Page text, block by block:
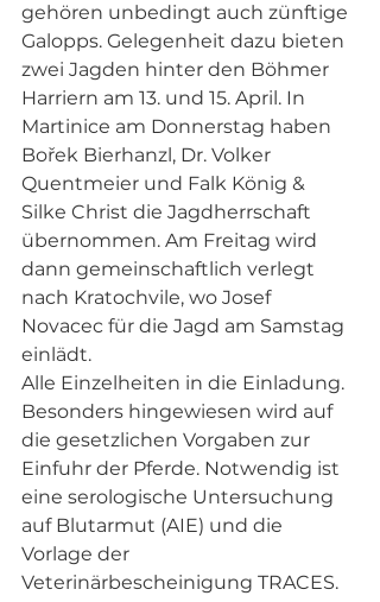
gehören unbedingt auch zünftige
Galopps. Gelegenheit dazu bieten
zwei Jagden hinter den Böhmer
Harriern am 13. und 15. April. In
Martinice am Donnerstag haben
Bořek Bierhanzl, Dr. Volker
Quentmeier und Falk König &
Silke Christ die Jagdherrschaft
übernommen. Am Freitag wird
dann gemeinschaftlich verlegt
nach Kratochvile, wo Josef
Novacec für die Jagd am Samstag
einlädt.
Alle Einzelheiten in die Einladung.
Besonders hingewiesen wird auf
die gesetzlichen Vorgaben zur
Einfuhr der Pferde. Notwendig ist
eine serologische Untersuchung
auf Blutarmut (AIE) und die
Vorlage der
Veterinärbescheinigung TRACES.